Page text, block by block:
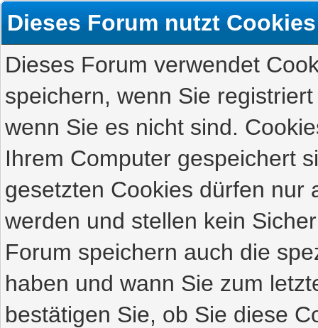
Dieses Forum nutzt Cookies
Dieses Forum verwendet
speichern, wenn Sie
wenn Sie es nicht sind.
Ihrem Computer gespeichert
gesetzten Cookies dürfen nur
werden und stellen kein
Forum speichern auch die
haben und wann Sie zum
bestätigen Sie, ob Sie diese